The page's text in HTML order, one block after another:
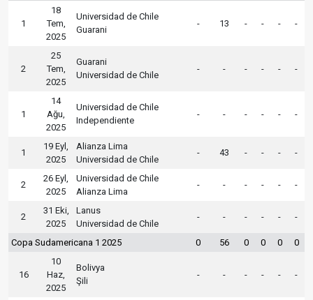
1
18
Tem,
2025
Universidad de Chile
Guarani
- 13 - - - -
2
25
Tem,
2025
Guarani
Universidad de Chile
- - - - - -
1
14
Ağu,
2025
Universidad de Chile
Independiente
- - - - - -
1
19 Eyl,
2025
Alianza Lima
Universidad de Chile
- 43 - - - -
2
26 Eyl,
2025
Universidad de Chile
Alianza Lima
- - - - - -
2
31 Eki,
2025
Lanus
Universidad de Chile
- - - - - -
Copa Sudamericana 1 2025 0 56 0 0 0 0
16
10
Haz,
2025
Bolivya
Şili
- - - - - -